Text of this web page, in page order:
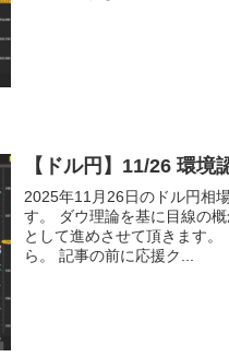
【ドル円】11/26 環境
2025年11月26日のドル円相
す。 ダウ理論を基に目線の
として進めさせて頂きます
ら。 記事の前に応援ク...